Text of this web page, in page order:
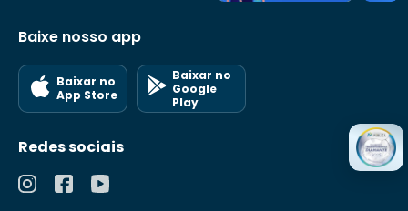
Baixe nosso app
Baixar no
App Store
Baixar no
Google
Play
Redes sociais